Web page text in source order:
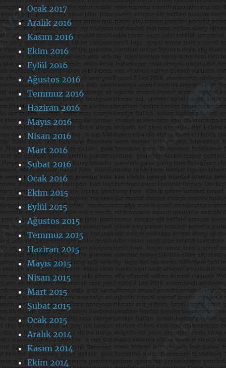
Ocak 2017
Aralık 2016
Kasım 2016
Ekim 2016
Eylül 2016
Ağustos 2016
Temmuz 2016
Haziran 2016
Mayıs 2016
Nisan 2016
Mart 2016
Şubat 2016
Ocak 2016
Ekim 2015
Eylül 2015
Ağustos 2015
Temmuz 2015
Haziran 2015
Mayıs 2015
Nisan 2015
Mart 2015
Şubat 2015
Ocak 2015
Aralık 2014
Kasım 2014
Ekim 2014